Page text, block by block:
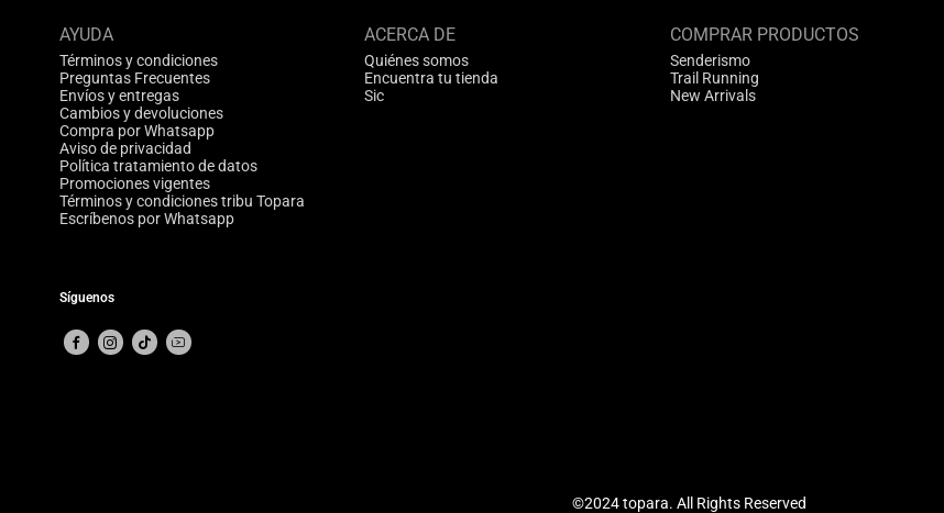
AYUDA
Términos y condiciones
Preguntas Frecuentes
Envíos y entregas
Cambios y devoluciones
Compra por Whatsapp
Aviso de privacidad
Política tratamiento de datos
Promociones vigentes
Términos y condiciones tribu Topara
Escríbenos por Whatsapp
ACERCA DE
Quiénes somos
Encuentra tu tienda
Sic
COMPRAR PRODUCTOS
Senderismo
Trail Running
New Arrivals
Síguenos
©2024 topara. All Rights Reserved